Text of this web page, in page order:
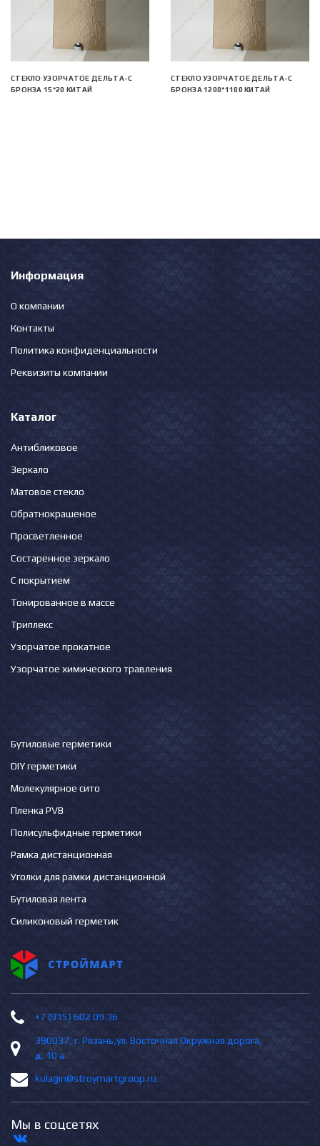
СТЕКЛО УЗОРЧАТОЕ ДЕЛЬТА-С
БРОНЗА 15*20 КИТАЙ
СТЕКЛО УЗОРЧАТОЕ ДЕЛЬТА-С
БРОНЗА 1200*1100 КИТАЙ
Информация
О компании
Контакты
Политика конфиденциальности
Реквизиты компании
Каталог
Антибликовое
Зеркало
Матовое стекло
Обратнокрашеное
Просветленное
Состаренное зеркало
С покрытием
Тонированное в массе
Триплекс
Узорчатое прокатное
Узорчатое химического травления
Бутиловые герметики
DIY герметики
Молекулярное сито
Пленка PVB
Полисульфидные герметики
Рамка дистанционная
Уголки для рамки дистанционной
Бутиловая лента
Силиконовый герметик
+7 (915) 602 09 36
390037, г. Рязань,ул. Восточная Окружная дорога,
д. 10 а
kulagin@stroymartgroup.ru
Мы в соцсетях